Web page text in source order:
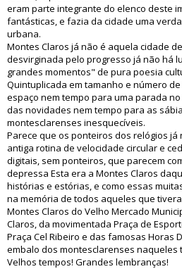
eram parte integrante do elenco deste
fantásticas, e fazia da cidade uma
urbana.
Montes Claros já não é aquela cidade
desvirginada pelo progresso já não há
grandes momentos" de pura poesia
Quintuplicada em tamanho e número
espaço nem tempo para uma parada
das novidades nem tempo para as
montesclarenses inesquecíveis.
Parece que os ponteiros dos relógios já
antiga rotina de velocidade circular e
digitais, sem ponteiros, que parecem
depressa Esta era a Montes Claros
histórias e estórias, e como essas
na memória de todos aqueles que
Montes Claros do Velho Mercado
Claros, da movimentada Praça de
Praça Cel Ribeiro e das famosas Horas
embalo dos montesclarenses naqueles
Velhos tempos! Grandes lembranças!